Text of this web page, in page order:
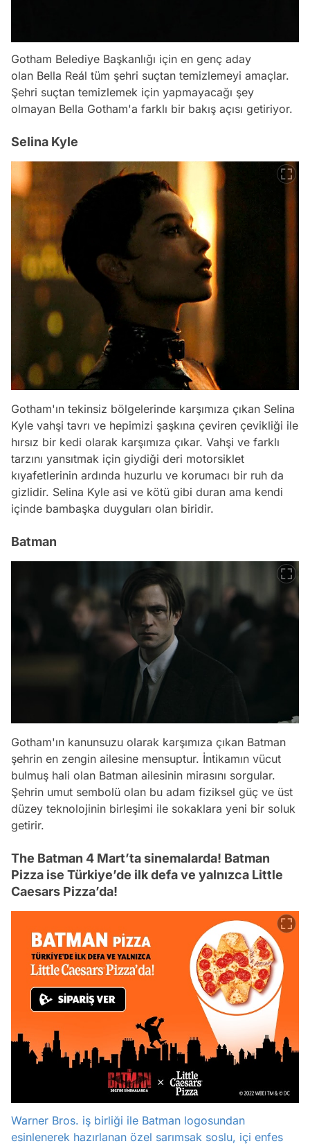
Gotham Belediye Başkanlığı için en genç aday
olan Bella Reál tüm şehri suçtan temizlemeyi amaçlar.
Şehri suçtan temizlemek için yapmayacağı şey
olmayan Bella Gotham'a farklı bir bakış açısı getiriyor.
Selina Kyle
Gotham'ın tekinsiz bölgelerinde karşımıza çıkan Selina
Kyle vahşi tavrı ve hepimizi şaşkına çeviren çevikliği ile
hırsız bir kedi olarak karşımıza çıkar. Vahşi ve farklı
tarzını yansıtmak için giydiği deri motorsiklet
kıyafetlerinin ardında huzurlu ve korumacı bir ruh da
gizlidir. Selina Kyle asi ve kötü gibi duran ama kendi
içinde bambaşka duyguları olan biridir.
Batman
Gotham'ın kanunsuzu olarak karşımıza çıkan Batman
şehrin en zengin ailesine mensuptur. İntikamın vücut
bulmuş hali olan Batman ailesinin mirasını sorgular.
Şehrin umut sembolü olan bu adam fiziksel güç ve üst
düzey teknolojinin birleşimi ile sokaklara yeni bir soluk
getirir.
The Batman 4 Mart’ta sinemalarda! Batman
Pizza ise Türkiye’de ilk defa ve yalnızca Little
Caesars Pizza’da!
Warner Bros. iş birliği ile Batman logosundan
esinlenerek hazırlanan özel sarımsak soslu, içi enfes